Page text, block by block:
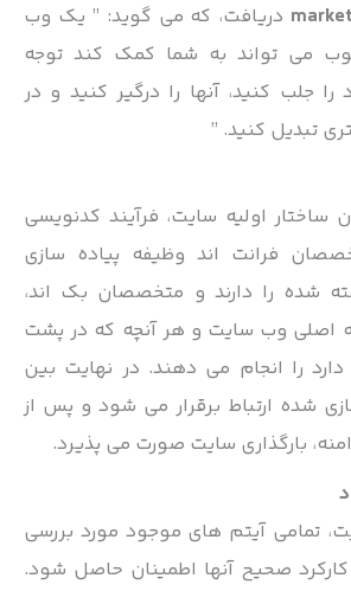
دریافت، که می گوید: ” یک وب
می تواند به شما کمک کند توجه
جلب کنید، آنها را درگیر کنید و در
تبدیل کنید. ”
اولیه سایت، فرآیند کدنویسی
فرانت اند وظیفه پیاده سازی
شده را دارند و متخصصان بک اند،
اصلی وب سایت و هر آنچه که در پشت
را انجام می دهند. در نهایت بین
شده ارتباط برقرار می شود و پس از
بارگذاری سایت صورت می پذیرد.
تمامی آیتم های موجود مورد بررسی
کارکرد صحیح آنها اطمینان حاصل شود.